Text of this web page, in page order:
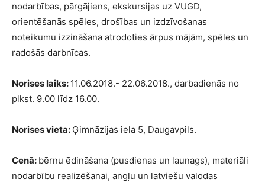
nodarbības, pārgājiens, ekskursijas uz VUGD,
orientēšanās spēles, drošības un izdzīvošanas
noteikumu izzināšana atrodoties ārpus mājām, spēles un
radošās darbnīcas.
Norises laiks: 11.06.2018.- 22.06.2018., darbadienās no
plkst. 9.00 līdz 16.00.
Norises vieta: Ģimnāzijas iela 5, Daugavpils.
Cenā: bērnu ēdināšana (pusdienas un launags), materiāli
nodarbību realizēšanai, angļu un latviešu valodas